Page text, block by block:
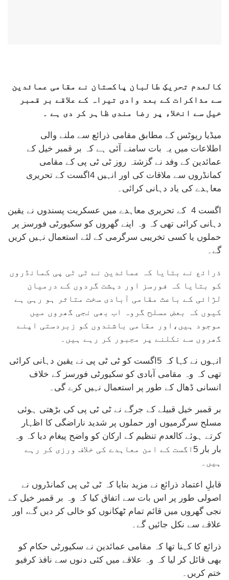
کالعدم تحریکِ طالبان پاکستان نے مقامی عمائدین
سے مذاکرات کے بعد وادی تیراہ کے علاقے بر قمبر
خیل سے انخلاء پر رضا مندی ظاہر کر دی ہے ۔
میڈیا رپوٹس کے مطابق مقامی ذرائع سے ملنے والی
اطلاعات میں یہ بات سامنے آئی ہے کہ بر قمبر خیل کے
عمائدین کے وفد نے گزشتہ روز ٹی ٹی پی کے مقامی
کمانڈروں سے ملاقات کی اور انہیں 4اگست کے تحریری
معاہدے کی یاد دہانی کرائی۔
اگست 4 کے تحریری معاہدے میں عسکریت پسندوں نے یقین
دہانی کرائی تھی کہ وہ اپنے گھروں کو سکیورٹی فورسز پر
حملوں یا کسی تخریبی سرگرمی کے لئے استعمال نہیں کریں
گے۔
ذرائع نے بتایا کہ عمائدین نے ٹی ٹی پی کمانڈروں
کو بتایا کہ فورسز اور دہشت گردوں کے درمیان
لڑائی کے باعث مقامی آبادی سخت متاثر ہو رہی ہے
کیوں کہ بعض مسلح گروہ اب بھی نجی گھروں میں
موجود ہیں،اور مقامی باشندوں کو زبردستی اپنے
گھروں سے نکلنے پر مجبور کر رہے ہیں۔
انہوں نے کہا کہ 5اگست کو ٹی ٹی پی نے یقین دہانی کرائی
تھی کہ وہ مقامی آبادی کو سکیورٹی فورسز کے خلاف
انسانی ڈھال کے طور پر استعمال نہیں کرے گی۔
بر قمبر خیل قبیلے کے جرگے نے ٹی ٹی پی کی بڑھتی ہوئی
مسلح سرگرمیوں اور حملوں پر شدید ناراضگی کا اظہار
کرتے ہوئے کالعدم تنظیم کے ارکان کو واضح پیغام دیا کہ وہ
بار بار 5اگست کے امن معاہدے کی خلاف ورزی کر رہے
ہیں۔
قابلِ اعتماد ذرائع نے مزید بتایا کہ ٹی ٹی پی کمانڈروں نے
اصولی طور پر اس بات سے اتفاق کیا کہ وہ بر قمبر خیل کے
نجی گھروں میں قائم تمام ٹھکانوں کو خالی کر دیں گے، اور
علاقے سے نکل جائیں گے۔
ذرائع کا کہنا تھا کہ مقامی عمائدین نے سکیورٹی حکام کو
بھی قائل کر لیا کہ وہ علاقے میں کئی دنوں سے نافذ کرفیو
ختم کریں۔